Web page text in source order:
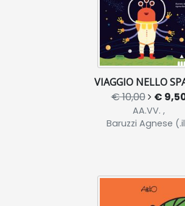
VIAGGIO NELLO
€ 10,00 €
AA.VV. ,
Baruzzi Agnese